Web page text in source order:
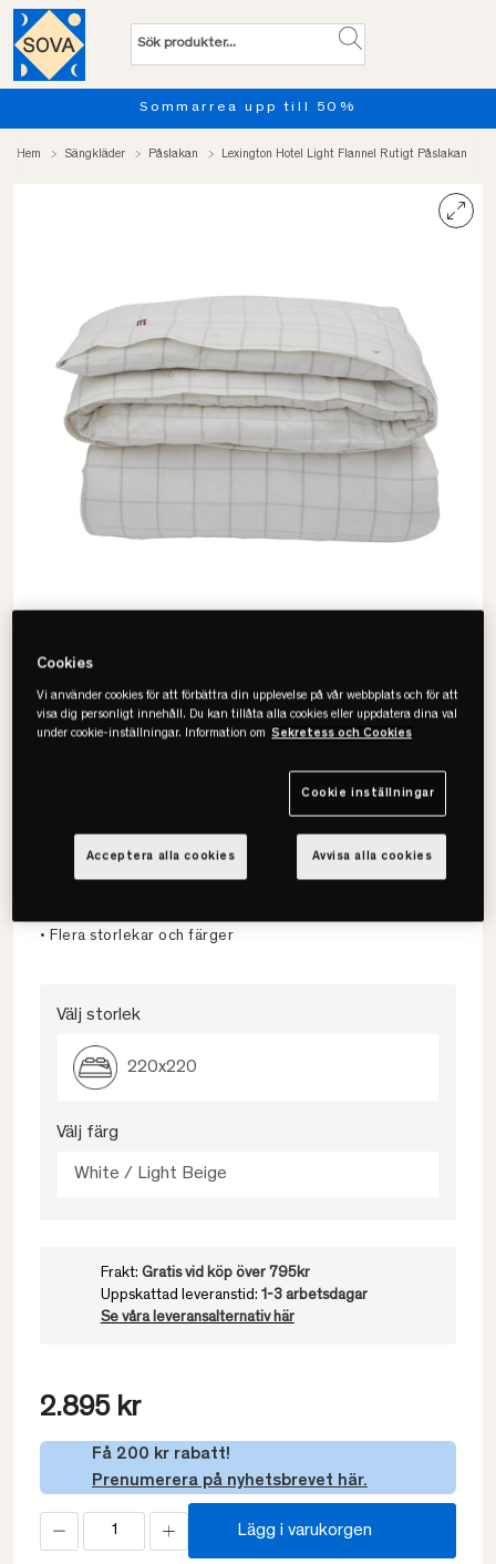
Sommarrea upp till 50%
Hem Sängkläder Påslakan Lexington Hotel Light Flannel Rutigt Påslakan
Hotel Light Flannel Rutigt
Påslakan
• Flera storlekar och färger
Välj storlek
220x220
Välj färg
White / Light Beige
Frakt: Gratis vid köp över 795kr
Uppskattad leveranstid: 1-3 arbetsdagar
Se våra leveransalternativ här
2.895 kr
Få 200 kr rabatt!
Prenumerera på nyhetsbrevet här.
Lägg i varukorgen
Cookies
Vi använder cookies för att förbättra din upplevelse på vår webbplats och för att
visa dig personligt innehåll. Du kan tillåta alla cookies eller uppdatera dina val
under cookie-inställningar. Information om Sekretess och Cookies
Cookie inställningar
Avvisa alla cookies
Acceptera alla cookies